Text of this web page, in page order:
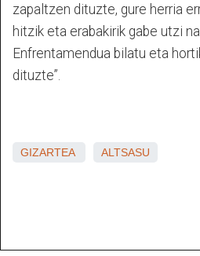
zapaltzen dituzte, gure herria
hitzik eta erabakirik gabe utzi
Enfrentamendua bilatu eta
dituzte”.
GIZARTEA ALTSASU